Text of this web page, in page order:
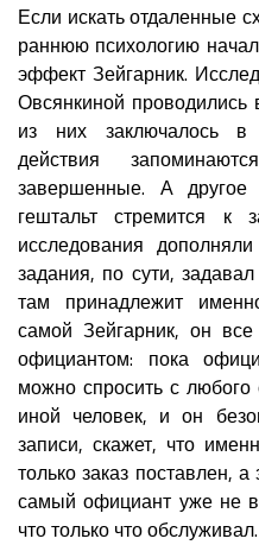
Если искать отдаленные
раннюю психологию
эффект Зейгарник.
Овсянкиной
из них заключалось
действия
завершенные. А
гештальт стремится к
исследования
задания, по сути,
там принадлежит
самой Зейгарник, он
официантом: пока
можно спросить с любого
иной человек, и он
записи, скажет, что
только заказ поставлен,
самый официант уже не
что только что обслуживал.